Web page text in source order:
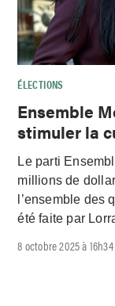
ÉLECTIONS
Ensemble
stimuler la
Le parti
millions de
l’ensemble des
été faite par
8 octobre 2025 à 16h34